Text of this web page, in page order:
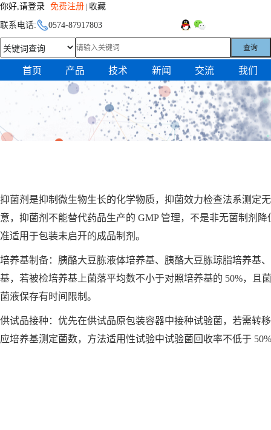
你好,请登录 免费注册 收藏
联系电话: 0574-87917803
查询
首页 产品 技术 新闻 交流 我们
抑菌剂是抑制微生物生长的化学物质，抑菌效力检查法系测定
意，抑菌剂不能替代药品生产的 GMP 管理，不是非无菌制剂
准适用于包装未启开的成品制剂。
培养基制备： 胰酪大豆胨液体培养基、胰酪大豆胨琼脂培养基
基，若被检培养基上菌落平均数不小于对照培养基的 50%，且
菌液保存有时间限制。
供试品接种： 优先在供试品原包装容器中接种试验菌，若需转
应培养基测定菌数，方法适用性试验中试验菌回收率不低于